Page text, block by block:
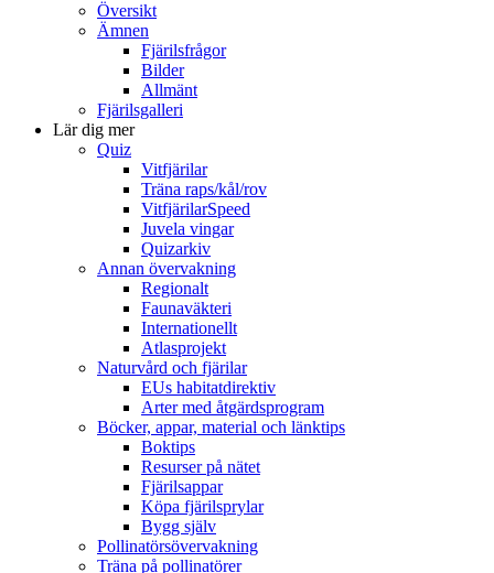
Översikt
Ämnen
Fjärilsfrågor
Bilder
Allmänt
Fjärilsgalleri
Lär dig mer
Quiz
Vitfjärilar
Träna raps/kål/rov
VitfjärilarSpeed
Juvela vingar
Quizarkiv
Annan övervakning
Regionalt
Faunaväkteri
Internationellt
Atlasprojekt
Naturvård och fjärilar
EUs habitatdirektiv
Arter med åtgärdsprogram
Böcker, appar, material och länktips
Boktips
Resurser på nätet
Fjärilsappar
Köpa fjärilsprylar
Bygg själv
Pollinatörsövervakning
Träna på pollinatörer